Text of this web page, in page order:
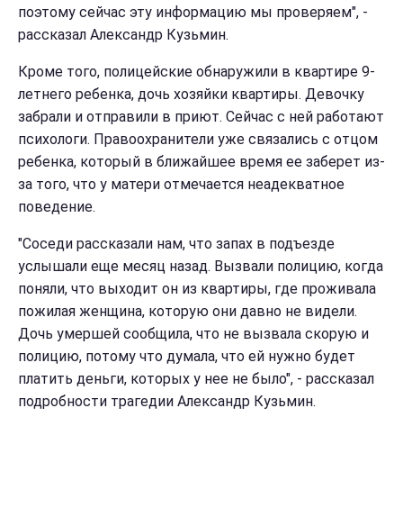
поэтому сейчас эту информацию мы проверяем", -
рассказал Александр Кузьмин.
Кроме того, полицейские обнаружили в квартире 9-
летнего ребенка, дочь хозяйки квартиры. Девочку
забрали и отправили в приют. Сейчас с ней работают
психологи. Правоохранители уже связались с отцом
ребенка, который в ближайшее время ее заберет из-
за того, что у матери отмечается неадекватное
поведение.
"Соседи рассказали нам, что запах в подъезде
услышали еще месяц назад. Вызвали полицию, когда
поняли, что выходит он из квартиры, где проживала
пожилая женщина, которую они давно не видели.
Дочь умершей сообщила, что не вызвала скорую и
полицию, потому что думала, что ей нужно будет
платить деньги, которых у нее не было", - рассказал
подробности трагедии Александр Кузьмин.